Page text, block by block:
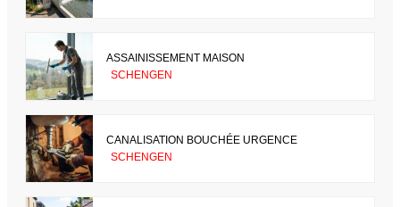
ASSAINISSEMENT MAISON
SCHENGEN
CANALISATION BOUCHÉE URGENCE
SCHENGEN